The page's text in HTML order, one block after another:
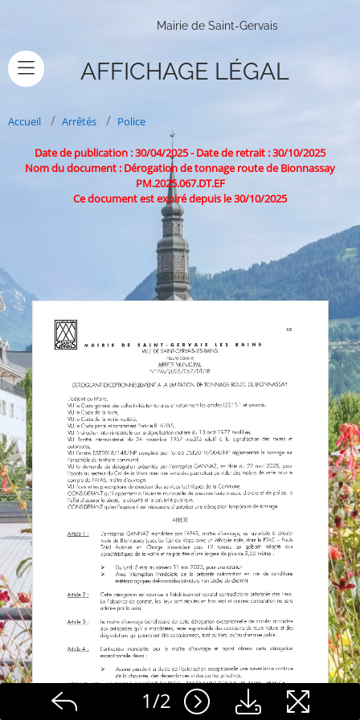
Mairie de Saint-Gervais
AFFICHAGE LÉGAL
Accueil Arrêtés Police
Date de publication : 30/04/2025-Date de retrait : 30/10/2025
Nom du document : Dérogation de tonnage route de Bionnassay
PM.2025.067.DT.EF
Ce document est expiré depuis le 30/10/2025
1/2